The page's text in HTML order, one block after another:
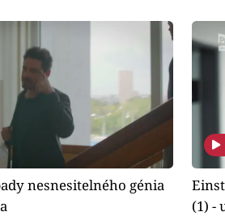
nesnesitelného génia
(1) -